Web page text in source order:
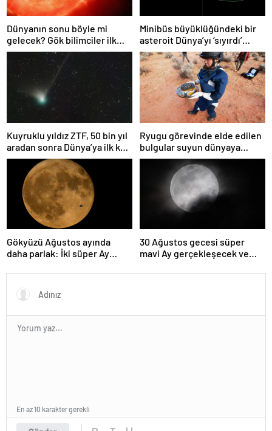
Dünyanın sonu böyle mi
gelecek? Gök bilimciler ilk
kez sönen yıldızın gezegeni
yutmasına tanık oldu
Minibüs büyüklüğündeki bir
asteroit Dünya’yı ‘sıyırdı’
geçti
Kuyruklu yıldız ZTF, 50 bin yıl
aradan sonra Dünya’ya ilk kez
çok yaklaşacak
Ryugu görevinde elde edilen
bulgular suyun dünyaya
asteroitlerce getirilmiş
olabileceğini gösteriyor
Gökyüzü Ağustos ayında
daha parlak: İki süper Ay
30 Ağustos gecesi süper
mavi Ay gerçekleşecek ve
olacak
En az 10 karakter gerekli